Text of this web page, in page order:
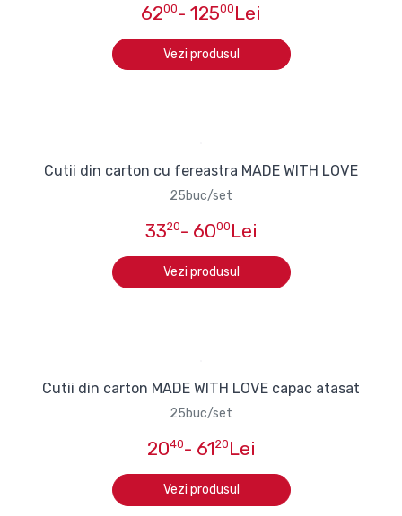
6200- 12500 Lei
Vezi produsul
Cutii din carton cu fereastra MADE WITH LOVE
25buc/set
3320- 6000 Lei
Vezi produsul
Cutii din carton MADE WITH LOVE capac atasat
25buc/set
2040- 6120 Lei
Vezi produsul